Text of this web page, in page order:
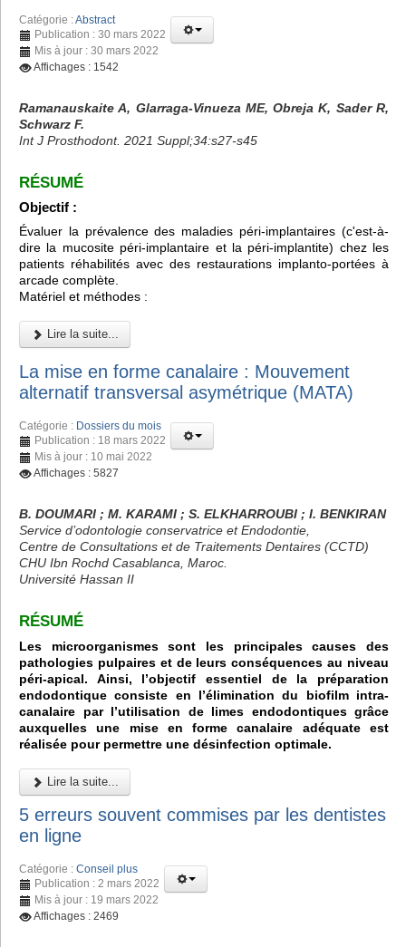
Catégorie :Abstract
Publication : 30 mars 2022
Mis à jour : 30 mars 2022
Affichages : 1542
Ramanauskaite A, Glarraga-Vinueza ME, Obreja K, Sader R,
Schwarz F.
Int J Prosthodont. 2021 Suppl;34:s27-s45
RÉSUMÉ
Objectif :
Évaluer la prévalence des maladies péri-implantaires (c'est-à-
dire la mucosite péri-implantaire et la péri-implantite) chez les
patients réhabilités avec des restaurations implanto-portées à
arcade complète.
Matériel et méthodes :
Lire la suite...
La mise en forme canalaire : Mouvement
alternatif transversal asymétrique (MATA)
Catégorie : Dossiers du mois
Publication : 18 mars 2022
Mis à jour : 10 mai 2022
Affichages : 5827
B. DOUMARI ; M. KARAMI ; S. ELKHARROUBI ; I. BENKIRAN
Service d’odontologie conservatrice et Endodontie,
Centre de Consultations et de Traitements Dentaires (CCTD)
CHU Ibn Rochd Casablanca, Maroc.
Université Hassan II
RÉSUMÉ
Les microorganismes sont les principales causes des
pathologies pulpaires et de leurs conséquences au niveau
péri-apical. Ainsi, l’objectif essentiel de la préparation
endodontique consiste en l’élimination du biofilm intra-
canalaire par l’utilisation de limes endodontiques grâce
auxquelles une mise en forme canalaire adéquate est
réalisée pour permettre une désinfection optimale.
Lire la suite...
5 erreurs souvent commises par les dentistes
en ligne
Catégorie : Conseil plus
Publication : 2 mars 2022
Mis à jour : 19 mars 2022
Affichages : 2469